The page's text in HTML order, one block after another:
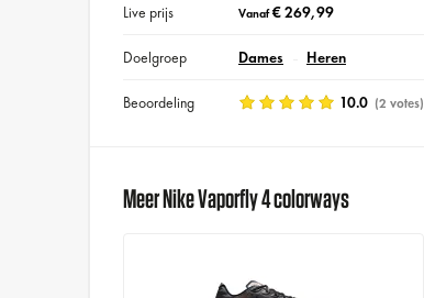
Live prijs Vanaf€ 269,99
Doelgroep Dames Heren
Beoordeling 10.0 (2 votes)
Meer Nike Vaporfly 4 colorways